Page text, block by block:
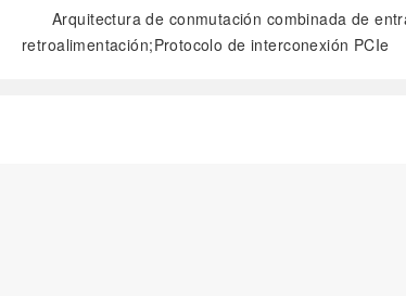
Arquitectura de conmutación combinada de
retroalimentación;Protocolo de interconexión PCIe